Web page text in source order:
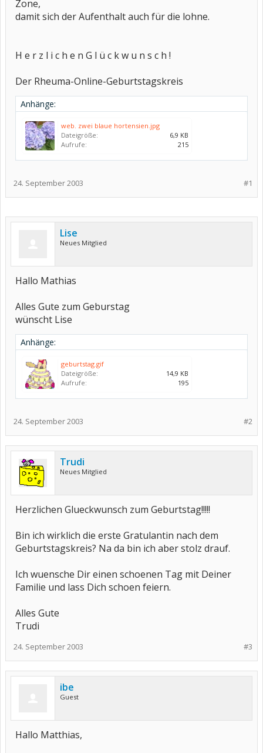
Zone,
damit sich der Aufenthalt auch für die lohne.
H e r z l i c h e n G l ü c k w u n s c h !
Der Rheuma-Online-Geburtstagskreis
Anhänge:
web. zwei blaue hortensien.jpg
Dateigröße:
6,9 KB
Aufrufe:
215
#1
24. September 2003
Lise
Neues Mitglied
Hallo Mathias
Alles Gute zum Geburstag
wünscht Lise
Anhänge:
geburtstag.gif
Dateigröße:
14,9 KB
Aufrufe:
195
#2
24. September 2003
Trudi
Neues Mitglied
Herzlichen Glueckwunsch zum Geburtstag!!!!!
Bin ich wirklich die erste Gratulantin nach dem
Geburtstagskreis? Na da bin ich aber stolz drauf.
Ich wuensche Dir einen schoenen Tag mit Deiner
Familie und lass Dich schoen feiern.
Alles Gute
Trudi
#3
24. September 2003
ibe
Guest
Hallo Matthias,